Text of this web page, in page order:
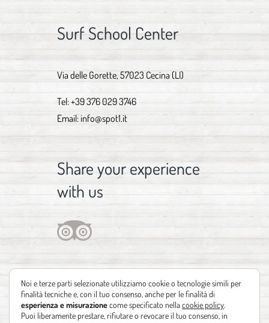
Surf School Center
Via delle Gorette, 57023 Cecina (LI)
Tel:+39 376 029 3746
Email: info@spot1.it
Share your experience
with us
Noi e terze parti selezionate utilizziamo cookie o tecnologie simili per
finalità tecniche e, con il tuo consenso, anche per le finalità di
esperienza e misurazionecome specificato nellacookie policy
Puoi liberamente prestare, rifiutare o revocare il tuo consenso, in